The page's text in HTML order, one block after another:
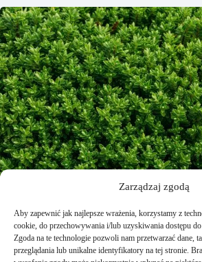
Zarządzaj zgodą
Aby zapewnić jak najlepsze wrażenia, korzystamy z
cookie, do przechowywania i/lub uzyskiwania dostępu
Zgoda na te technologie pozwoli nam przetwarzać dane,
przeglądania lub unikalne identyfikatory na tej stronie.